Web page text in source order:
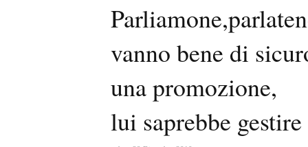
vanno bene di
una promozione,
lui saprebbe